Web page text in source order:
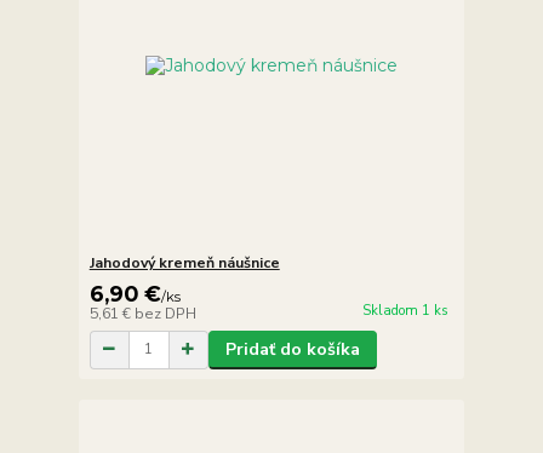
Jahodový kremeň náušnice
6,90 €/ks
5,61 € bez DPH Skladom 1 ks
Pridať do košíka